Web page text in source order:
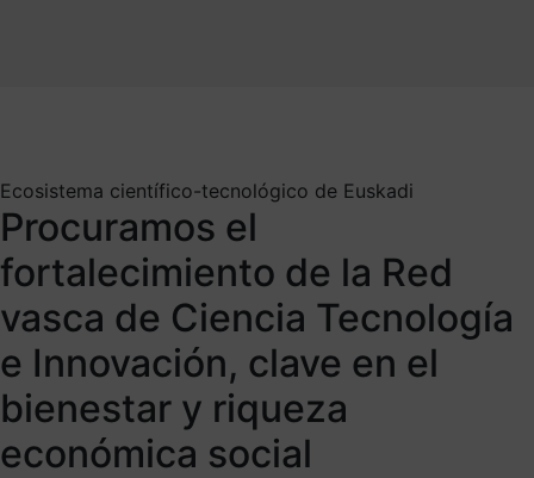
Ecosistema científico-tecnológico de Euskadi
Procuramos el
fortalecimiento de la Red
vasca de Ciencia Tecnología
e Innovación, clave en el
bienestar y riqueza
económica social